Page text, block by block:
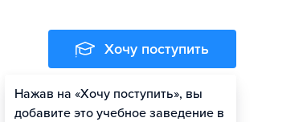
Хочу поступить
Нажав на «Хочу поступить», вы
добавите это учебное заведение в
Оценить шансы